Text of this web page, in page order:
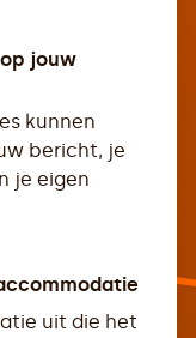
jouw
kunnen
bericht, je
je eigen
uit die het